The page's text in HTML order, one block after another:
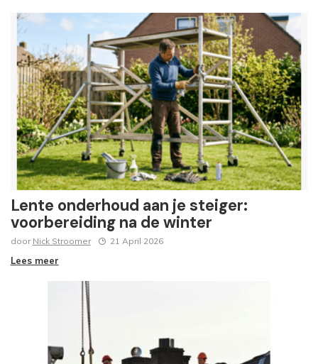
Lente onderhoud aan je steiger:
voorbereiding na de winter
door Nick Stroomer 21 April 2026
Lees meer